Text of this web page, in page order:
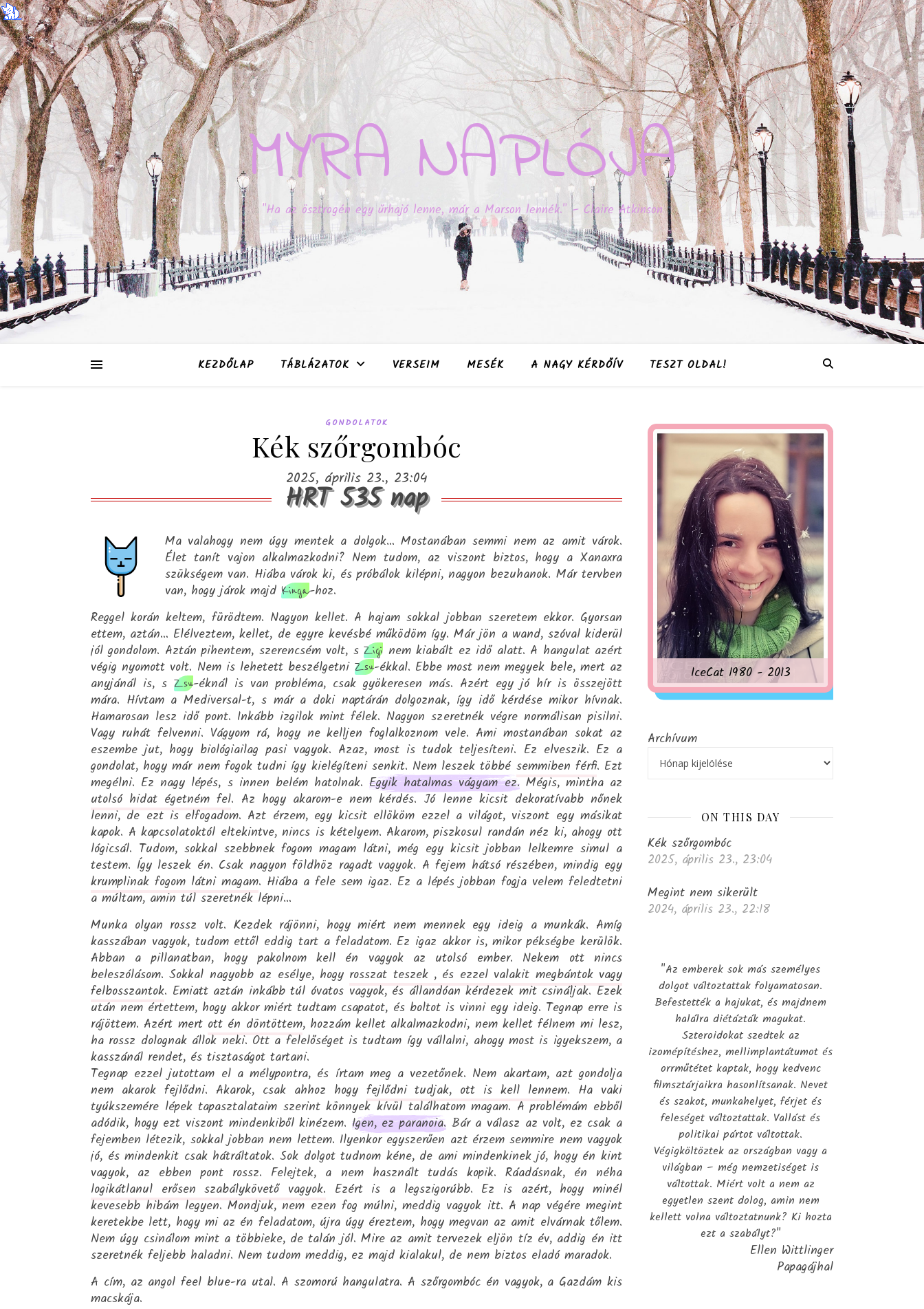
MYRA NAPLÓJA
"Ha az ösztrogén egy űrhajó lenne, már a Marson lennék." – Claire Atkinson
KEZDŐLAP TÁBLÁZATOK VERSEIM MESÉK A NAGY KÉRDŐÍV TESZT OLDAL!
GONDOLATOK
Kék szőrgombóc
2025, április 23., 23:04
HRT 535 nap
Ma valahogy nem úgy mentek a dolgok… Mostanában semmi nem az amit várok.
Élet tanít vajon alkalmazkodni? Nem tudom, az viszont biztos, hogy a Xanaxra
szükségem van. Hiába várok ki, és próbálok kilépni, nagyon bezuhanok. Már tervben
van, hogy járok majd Kinga-hoz.
Reggel korán keltem, fürödtem. Nagyon kellet. A hajam sokkal jobban szeretem ekkor. Gyorsan
ettem, aztán… Elélveztem, kellet, de egyre kevésbé működöm így. Már jön a wand, szóval kiderül
jól gondolom. Aztán pihentem, szerencsém volt, sZigi nem kiabált ez idő alatt. A hangulat azért
végig nyomott volt. Nem is lehetett beszélgetni Zsu-ékkal. Ebbe most nem megyek bele, mert az
anyjánál is, s Zsu-éknál is van probléma, csak gyökeresen más. Azért egy jó hír is összejött
mára. Hívtam a Mediversal-t, s már a doki naptárán dolgoznak, így idő kérdése mikor hívnak.
Hamarosan lesz idő pont. Inkább izgilok mint félek. Nagyon szeretnék végre normálisan pisilni.
Vagy ruhát felvenni. Vágyom rá, hogy ne kelljen foglalkoznom vele. Ami mostanában sokat az
eszembe jut, hogy biológiailag pasi vagyok. Azaz, most is tudok teljesíteni. Ez elveszik. Ez a
gondolat, hogy már nem fogok tudni így kielégíteni senkit. Nem leszek többé semmiben férfi. Ezt
megélni. Ez nagy lépés, s innen belém hatolnak.Egyik hatalmas vágyam ez.Mégis, mintha az
utolsó hidat égetném fel. Az hogy akarom-e nem kérdés. Jó lenne kicsit dekoratívabb nőnek
lenni, de ezt is elfogadom. Azt érzem, egy kicsit ellököm ezzel a világot, viszont egy másikat
kapok. A kapcsolatoktól eltekintve, nincs is kételyem. Akarom, piszkosul randán néz ki, ahogy ott
lógicsál. Tudom, sokkal szebbnek fogom magam látni, még egy kicsit jobban lelkemre simul a
testem. Így leszek én. Csak nagyon földhöz ragadt vagyok. A fejem hátsó részében, mindig egy
krumplinak fogom látni magam. Hiába a fele sem igaz. Ez a lépés jobban fogja velem feledtetni
a múltam, amin túl szeretnék lépni…
Munka olyan rossz volt. Kezdek rájönni, hogy miért nem mennek egy ideig a munkák. Amíg
kasszában vagyok, tudom ettől eddig tart a feladatom. Ez igaz akkor is, mikor pékségbe kerülök.
Abban a pillanatban, hogy pakolnom kell én vagyok az utolsó ember. Nekem ott nincs
beleszólásom. Sokkal nagyobb az esélye, hogy rosszat teszek , és ezzel valakit megbántok vagy
felbosszantok. Emiatt aztán inkább túl óvatos vagyok, és állandóan kérdezek mit csináljak. Ezek
után nem értettem, hogy akkor miért tudtam csapatot, és boltot is vinni egy ideig. Tegnap erre is
rájöttem. Azért mert ott én döntöttem, hozzám kellet alkalmazkodni, nem kellet félnem mi lesz,
ha rossz dolognak állok neki. Ott a felelőséget is tudtam így vállalni, ahogy most is igyekszem, a
kasszánál rendet, és tisztaságot tartani.
Tegnap ezzel jutottam el a mélypontra, és írtam meg a vezetőnek. Nem akartam, azt gondolja
nem akarok fejlődni. Akarok, csak ahhoz hogy fejlődni tudjak, ott is kell lennem. Ha vaki
tyúkszemére lépek tapasztalataim szerint könnyek kívül találhatom magam. A problémám ebből
adódik, hogy ezt viszont mindenkiből kinézem. Igen, ez paranoia. Bár a válasz az volt, ez csak a
fejemben létezik, sokkal jobban nem lettem. Ilyenkor egyszerűen azt érzem semmire nem vagyok
jó, és mindenkit csak hátráltatok. Sok dolgot tudnom kéne, de ami mindenkinek jó, hogy én kint
vagyok, az ebben pont rossz. Felejtek, a nem használt tudás kopik. Ráadásnak, én néha
logikátlanul erősen szabálykövető vagyok. Ezért is a legszigorúbb. Ez is azért, hogy minél
kevesebb hibám legyen. Mondjuk, nem ezen fog múlni, meddig vagyok itt. A nap végére megint
keretekbe lett, hogy mi az én feladatom, újra úgy éreztem, hogy megvan az amit elvárnak tőlem.
Nem úgy csinálom mint a többieke, de talán jól. Mire az amit tervezek eljön tíz év, addig én itt
szeretnék feljebb haladni. Nem tudom meddig, ez majd kialakul, de nem biztos eladó maradok.
A cím, az angol feel blue-ra utal. A szomorú hangulatra. A szőrgombóc én vagyok, a Gazdám kis
macskája.
IceCat 1980 - 2013
Archívum
ON THIS DAY
Kék szőrgombóc
2025, április 23., 23:04
Megint nem sikerült
2024, április 23., 22:18
"Az emberek sok más személyes
dolgot változtattak folyamatosan.
Befestették a hajukat, és majdnem
halálra diétázták magukat.
Szteroidokat szedtek az
izomépítéshez, mellimplantátumot és
orrműtétet kaptak, hogy kedvenc
filmsztárjaikra hasonlítsanak. Nevet
és szakot, munkahelyet, férjet és
feleséget változtattak. Vallást és
politikai pártot váltottak.
Végigköltöztek az országban vagy a
világban – még nemzetiséget is
váltottak. Miért volt a nem az
egyetlen szent dolog, amin nem
kellett volna változtatnunk? Ki hozta
ezt a szabályt?"
Ellen Wittlinger
Papagájhal